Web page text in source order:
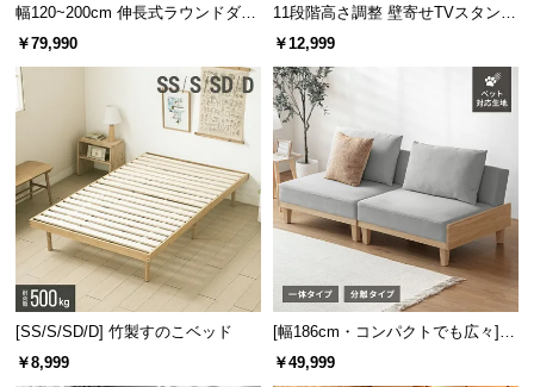
幅120~200cm 伸長式ラウンドダイ
ニングテーブル 6人掛け 天然木突
￥79,990
11段階高さ調整 壁寄せTVスタンド
キャスター付き 上下左右角度調節
￥12,999
[SS/S/SD/D] 竹製すのこベッド
￥8,999
[幅186cm・コンパクトでも広々] 3
人掛けソファベッド リクライニン
グ 天然木フレーム 北欧
￥49,999